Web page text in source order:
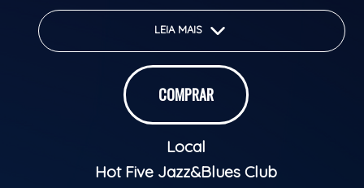
êxitos dos anos setenta e oitenta executando
versões de alguns ícones que marcaram aquelas
décadas e que ainda hoje são difundidos nas rádios
e discotecas de todo o mundo.
No seu alinhamento musical passam nomes como
NILE RODGERS, SISTER SLEDGE, CHIC, CHAKA KHAN,
THE EMMOTIONS, WHITNEY HOUSTON, DIANA ROSS,
PATTI LABELLE, entre outros.
Este projeto é ainda constituído pelos seguintes
LEIA MAIS
COMPRAR
Local
Hot Five Jazz&Blues Club